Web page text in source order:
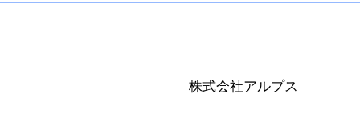
株式会社アルプス